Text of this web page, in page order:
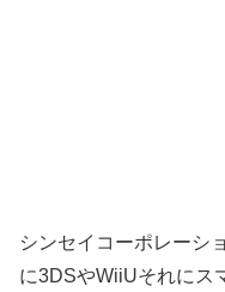
シンセイコーポレーシ
に3DSやWiiUそれにス